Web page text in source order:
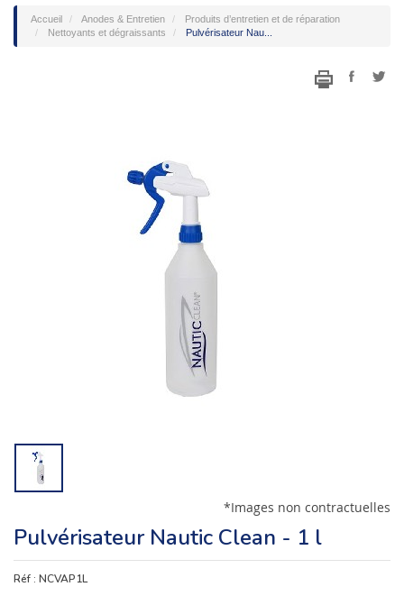
Accueil Anodes & Entretien
Produits d’entretien et de réparation
Nettoyants et dégraissants
Pulvérisateur Nau...
*Images non contractuelles
Pulvérisateur Nautic Clean - 1 l
Réf : NCVAP1L